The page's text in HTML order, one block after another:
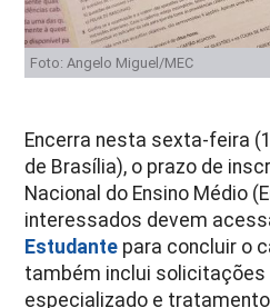
Foto: Angelo Miguel/MEC
Encerra nesta sexta-feira
de Brasília), o prazo de
Nacional do Ensino Médio
interessados devem
Estudante para concluir o
também inclui
especializado e